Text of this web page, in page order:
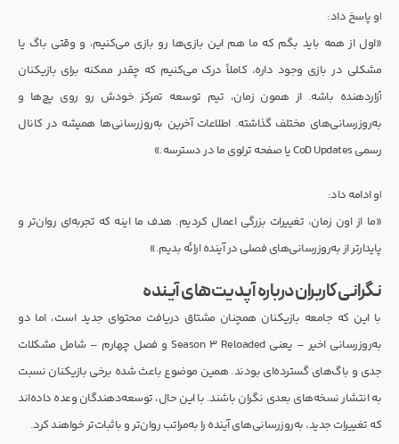
او پاسخ داد:
«اول از همه باید بگم که ما هم این بازی‌ها رو بازی می‌کنیم، و وقتی باگ یا
مشکلی در بازی وجود داره، کاملاً درک می‌کنیم که چقدر ممکنه برای بازیکنان
آزاردهنده باشه. از همون زمان، تیم توسعه تمرکز خودش رو روی پچ‌ها و
به‌روزرسانی‌های مختلف گذاشته. اطلاعات آخرین به‌روزرسانی‌ها همیشه در کانال
رسمی CoD Updates یا صفحه ترلوی ما در دسترسه.»
او ادامه داد:
«ما از اون زمان، تغییرات بزرگی اعمال کردیم. هدف ما اینه که تجربه‌ای روان‌تر و
پایدارتر از به‌روزرسانی‌های فصلی در آینده ارائه بدیم.»
نگرانی کاربران درباره آپدیت‌های آینده
با این که جامعه بازیکنان همچنان مشتاق دریافت محتوای جدید است، اما دو
به‌روزرسانی اخیر – یعنی Season 3 Reloaded و فصل چهارم – شامل مشکلات
جدی و باگ‌های گسترده‌ای بودند. همین موضوع باعث شده برخی بازیکنان نسبت
به انتشار نسخه‌های بعدی نگران باشند. با این حال، توسعه‌دهندگان وعده داده‌اند
که تغییرات جدید، به‌روزرسانی‌های آینده را به‌مراتب روان‌تر و باثبات‌تر خواهند کرد.